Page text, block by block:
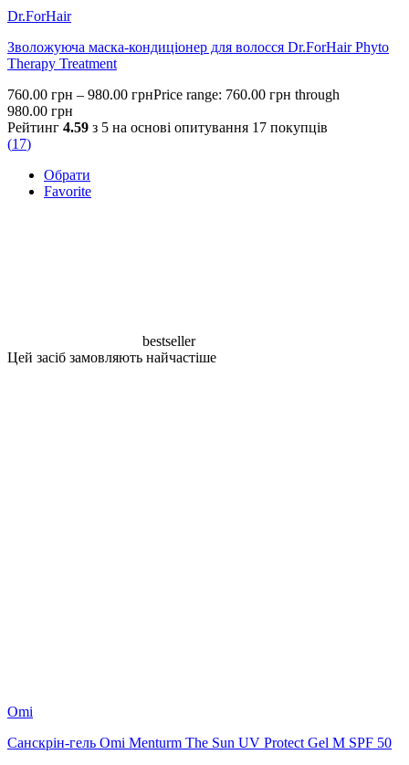
Dr.ForHair
Зволожуюча маска-кондиціонер для волосся Dr.ForHair Phyto
Therapy Treatment
760.00 грн – 980.00 грнPrice range: 760.00 грн through
980.00 грн
Рейтинг 4.59 з 5 на основі опитування 17 покупців
(17)
Обрати
Favorite
bestseller
Цей засіб замовляють найчастіше
Omi
Санскрін-гель Omi Menturm The Sun UV Protect Gel M SPF 50